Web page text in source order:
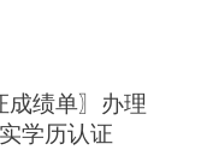
成绩单〗办理
学历认证